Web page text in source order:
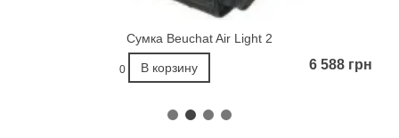
Сумка Beuchat Air Light 2
6 588 грн
0 В корзину